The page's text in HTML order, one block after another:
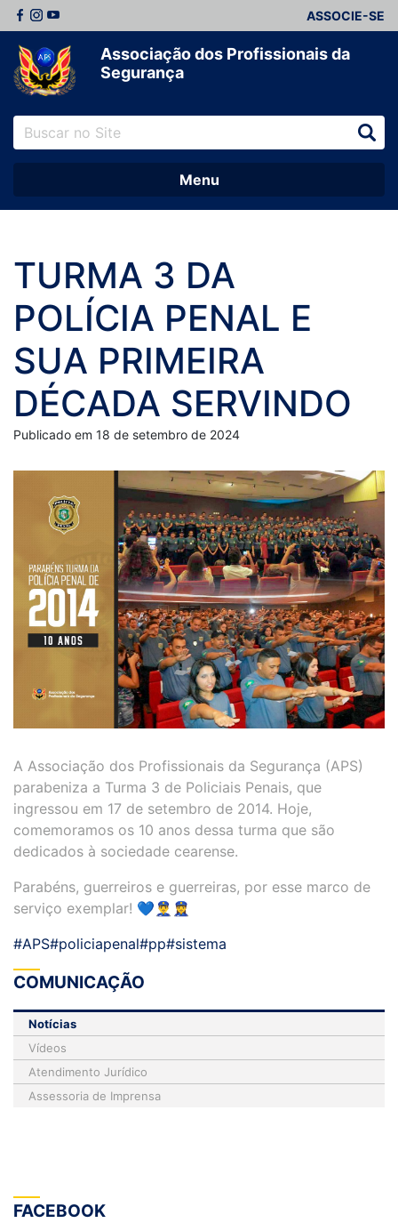
ASSOCIE-SE
Associação dos Profissionais da
Segurança
Menu
TURMA 3 DA
POLÍCIA PENAL E
SUA PRIMEIRA
DÉCADA SERVINDO
Publicado em 18 de setembro de 2024
A Associação dos Profissionais da Segurança (APS)
parabeniza a Turma 3 de Policiais Penais, que
ingressou em 17 de setembro de 2014. Hoje,
comemoramos os 10 anos dessa turma que são
dedicados à sociedade cearense.
Parabéns, guerreiros e guerreiras, por esse marco de
serviço exemplar! 💙👮‍♂️👮‍♀️
#APS#policiapenal#pp#sistema
COMUNICAÇÃO
Notícias
Vídeos
Atendimento Jurídico
Assessoria de Imprensa
FACEBOOK